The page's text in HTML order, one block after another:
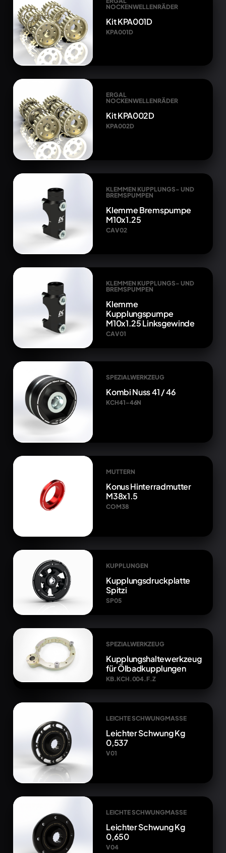
NOCKENWELLENRÄDER
Kit KPA001D
KPA001D
ERGAL
NOCKENWELLENRÄDER
Kit KPA002D
KPA002D
KLEMMEN KUPPLUNGS- UND
BREMSPUMPEN
Klemme Bremspumpe
M10x1.25
CAV02
KLEMMEN KUPPLUNGS- UND
BREMSPUMPEN
Klemme
Kupplungspumpe
M10x1.25 Linksgewinde
CAV01
SPEZIALWERKZEUG
Kombi Nuss 41 / 46
KCH41-46N
MUTTERN
Konus Hinterradmutter
M38x1.5
COM38
KUPPLUNGEN
Kupplungsdruckplatte
Spitzi
SP05
SPEZIALWERKZEUG
Kupplungshaltewerkzeug
für Ölbadkupplungen
KB.KCH.004.F.Z
LEICHTE SCHWUNGMASSE
Leichter Schwung Kg
0,537
V01
LEICHTE SCHWUNGMASSE
Leichter Schwung Kg
0,650
V04